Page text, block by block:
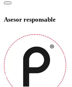
Asesor responsable